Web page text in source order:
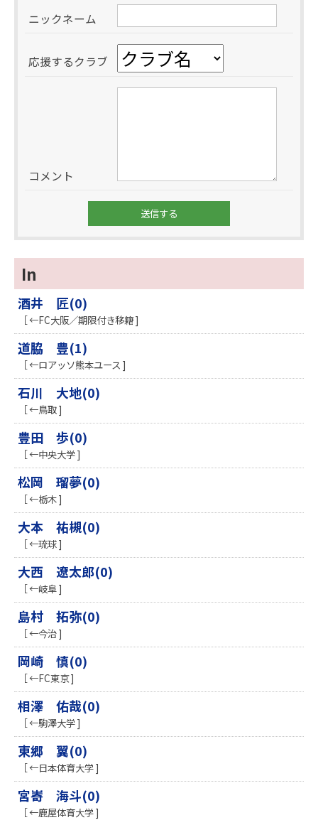
ニックネーム
応援するクラブ
コメント
In
酒井 匠(0)
［ ←FC大阪／期限付き移籍 ]
道脇 豊(1)
［ ←ロアッソ熊本ユース ]
石川 大地(0)
［ ←鳥取 ]
豊田 歩(0)
［ ←中央大学 ]
松岡 瑠夢(0)
［ ←栃木 ]
大本 祐槻(0)
［ ←琉球 ]
大西 遼太郎(0)
［ ←岐阜 ]
島村 拓弥(0)
［ ←今治 ]
岡崎 慎(0)
［ ←FC東京 ]
相澤 佑哉(0)
［ ←駒澤大学 ]
東郷 翼(0)
［ ←日本体育大学 ]
宮㟢 海斗(0)
［ ←鹿屋体育大学 ]